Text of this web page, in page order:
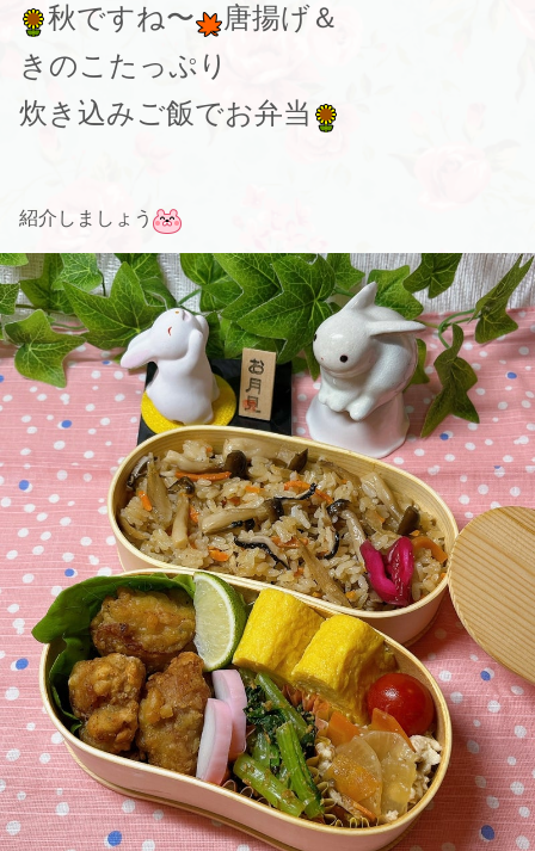
秋ですね〜
唐揚げ＆
きのこたっぷり
炊き込みご飯でお弁当
紹介しましょう